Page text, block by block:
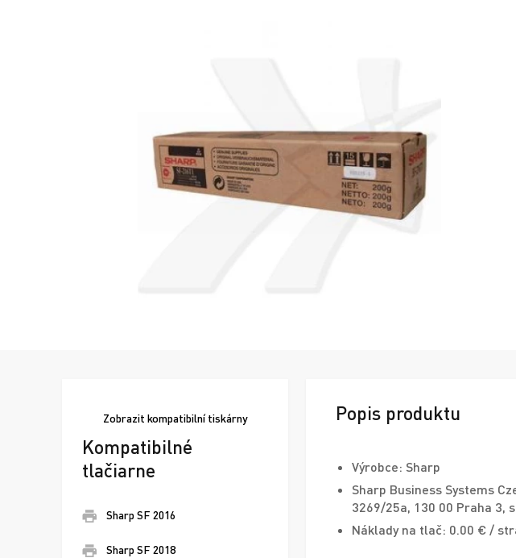
Zobrazit kompatibilní tiskárny
Kompatibilné
tlačiarne
Sharp SF 2016
Sharp SF 2018
Popis produktu
Výrobce: Sharp
Sharp Business Systems
3269/25a, 130 00 Praha 3,
Náklady na tlač: 0.00 € /